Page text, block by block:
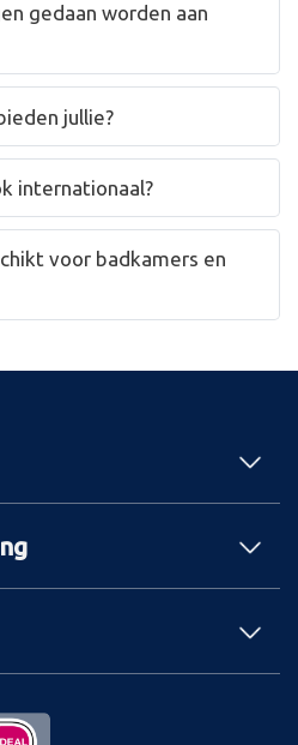
gedaan worden aan
jullie?
internationaal?
voor badkamers en